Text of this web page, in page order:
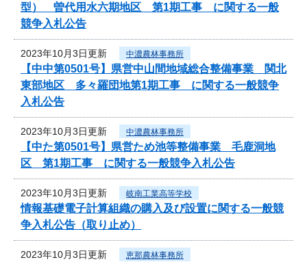
型） 曽代用水六期地区 第1期工事 に関する一般
競争入札公告
2023年10月3日更新 中濃農林事務所
【中中第0501号】県営中山間地域総合整備事業 関北
東部地区 多々羅団地第1期工事 に関する一般競争
入札公告
2023年10月3日更新 中濃農林事務所
【中た第0501号】県営ため池等整備事業 毛鹿洞地
区 第1期工事 に関する一般競争入札公告
2023年10月3日更新 岐南工業高等学校
情報基礎電子計算組織の購入及び設置に関する一般競
争入札公告（取り止め）
2023年10月3日更新 恵那農林事務所